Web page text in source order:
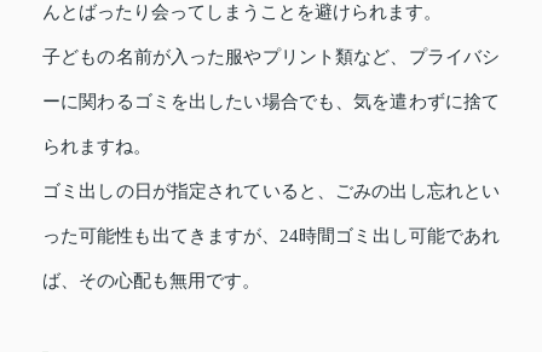
んとばったり会ってしまうことを避けられます。
子どもの名前が入った服やプリント類など、プライバシ
ーに関わるゴミを出したい場合でも、気を遣わずに捨て
られますね。
ゴミ出しの日が指定されていると、ごみの出し忘れとい
った可能性も出てきますが、24時間ゴミ出し可能であれ
ば、その心配も無用です。